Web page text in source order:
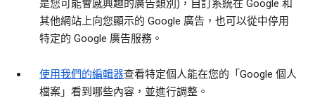
是您可能會感興趣的廣告類別)，自訂系統在 Google 和
其他網站上向您顯示的 Google 廣告，也可以從中停用
特定的 Google 廣告服務。
使用我們的編輯器查看特定個人能在您的「Google 個人
檔案」看到哪些內容，並進行調整。